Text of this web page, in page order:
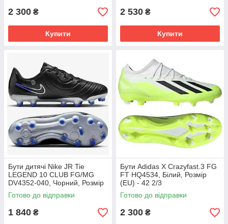
2 300 ₴
Купити
2 530 ₴
Купити
Бути дитячі Nike JR Tie
LEGEND 10 CLUB FG/MG
DV4352-040, Чорний, Розмір
(EU) - 38.5
Готово до відправки
1 840 ₴
Бути Adidas X Crazyfast.3 FG
FT HQ4534, Білий, Розмір
(EU) - 42 2/3
Готово до відправки
2 300 ₴